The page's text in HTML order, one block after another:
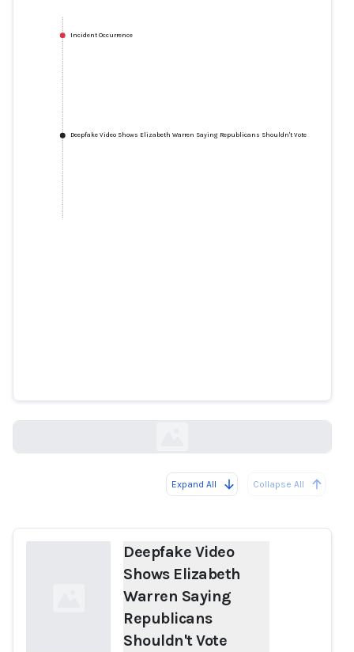
Incident Occurrence
Deepfake Video Shows Elizabeth Warren Saying Republicans Shouldn't Vote
Expand All Collapse All
Deepfake Video
Shows Elizabeth
Warren Saying
Republicans
Shouldn't Vote